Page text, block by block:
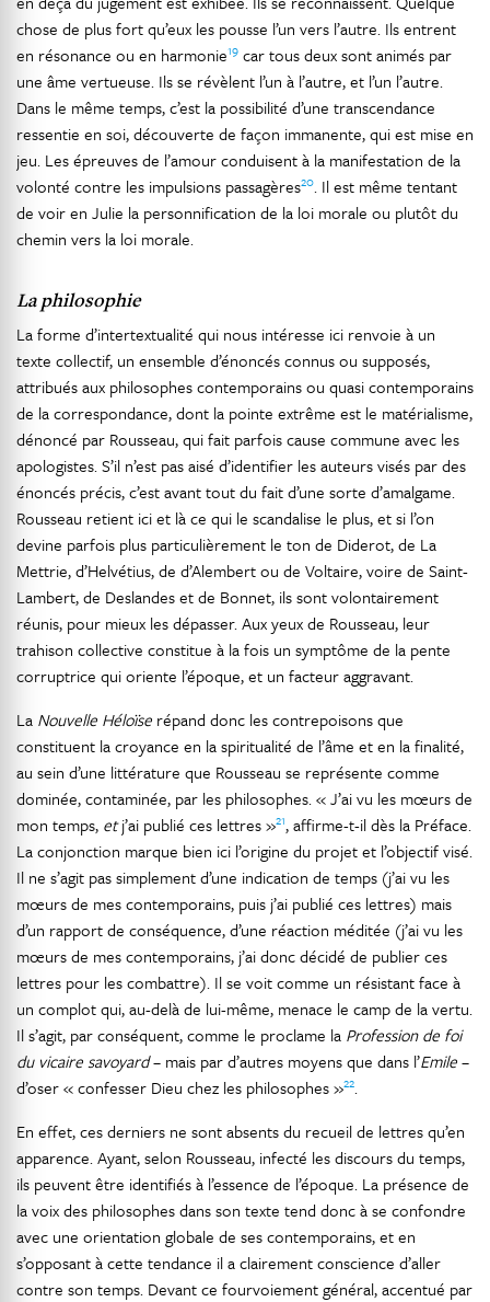
chose de plus fort qu’eux les pousse l’un vers l’autre. Ils entrent
en résonance ou en harmonie19 car tous deux sont animés par
une âme vertueuse. Ils se révèlent l’un à l’autre, et l’un l’autre.
Dans le même temps, c’est la possibilité d’une transcendance
ressentie en soi, découverte de façon immanente, qui est mise en
jeu. Les épreuves de l’amour conduisent à la manifestation de la
volonté contre les impulsions passagères20. Il est même tentant
de voir en Julie la personnification de la loi morale ou plutôt du
chemin vers la loi morale.
La philosophie
La forme d’intertextualité qui nous intéresse ici renvoie à un
texte collectif, un ensemble d’énoncés connus ou supposés,
attribués aux philosophes contemporains ou quasi contemporains
de la correspondance, dont la pointe extrême est le matérialisme,
dénoncé par Rousseau, qui fait parfois cause commune avec les
apologistes. S’il n’est pas aisé d’identifier les auteurs visés par des
énoncés précis, c’est avant tout du fait d’une sorte d’amalgame.
Rousseau retient ici et là ce qui le scandalise le plus, et si l’on
devine parfois plus particulièrement le ton de Diderot, de La
Mettrie, d’Helvétius, de d’Alembert ou de Voltaire, voire de Saint-
Lambert, de Deslandes et de Bonnet, ils sont volontairement
réunis, pour mieux les dépasser. Aux yeux de Rousseau, leur
trahison collective constitue à la fois un symptôme de la pente
corruptrice qui oriente l’époque, et un facteur aggravant.
La Nouvelle Héloïse répand donc les contrepoisons que
constituent la croyance en la spiritualité de l’âme et en la finalité,
au sein d’une littérature que Rousseau se représente comme
dominée, contaminée, par les philosophes. « J’ai vu les mœurs de
mon temps, etj’ai publié ces lettres »21, affirme-t-il dès la Préface.
La conjonction marque bien ici l’origine du projet et l’objectif visé.
Il ne s’agit pas simplement d’une indication de temps (j’ai vu les
mœurs de mes contemporains, puis j’ai publié ces lettres) mais
d’un rapport de conséquence, d’une réaction méditée (j’ai vu les
mœurs de mes contemporains, j’ai donc décidé de publier ces
lettres pour les combattre). Il se voit comme un résistant face à
un complot qui, au-delà de lui-même, menace le camp de la vertu.
Il s’agit, par conséquent, comme le proclame la Profession de foi
du vicaire savoyard– mais par d’autres moyens que dans l’Emile–
d’oser « confesser Dieu chez les philosophes »22.
En effet, ces derniers ne sont absents du recueil de lettres qu’en
apparence. Ayant, selon Rousseau, infecté les discours du temps,
ils peuvent être identifiés à l’essence de l’époque. La présence de
la voix des philosophes dans son texte tend donc à se confondre
avec une orientation globale de ses contemporains, et en
s’opposant à cette tendance il a clairement conscience d’aller
contre son temps. Devant ce fourvoiement général, accentué par